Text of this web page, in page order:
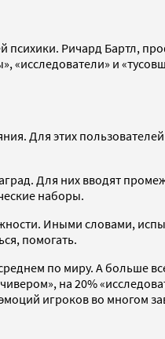
Ричард Бартл,
«исследователи» и
Для этих
Для них вводят
наборы.
Иными словами,
помогать.
по миру. А больше
на 20%
игроков во многом